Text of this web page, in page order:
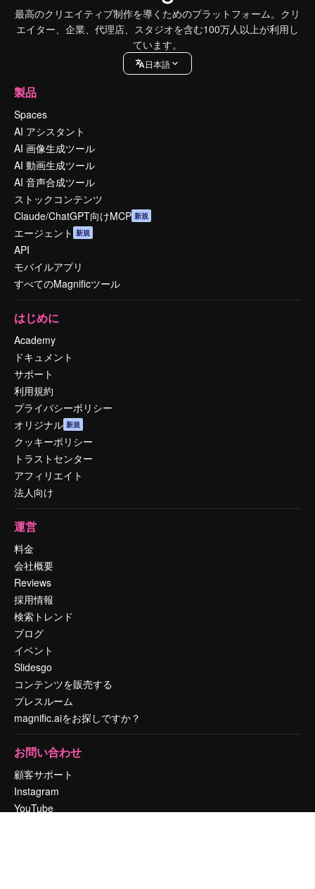
最高のクリエイティブ制作を導くためのプラットフォーム。クリ
エイター、企業、代理店、スタジオを含む100万人以上が利用し
ています。
日本語
製品
Spaces
AI アシスタント
AI 画像生成ツール
AI 動画生成ツール
AI 音声合成ツール
ストックコンテンツ
Claude/ChatGPT向けMCP 新規
エージェント 新規
API
モバイルアプリ
すべてのMagnificツール
はじめに
Academy
ドキュメント
サポート
利用規約
プライバシーポリシー
オリジナル 新規
クッキーポリシー
トラストセンター
アフィリエイト
法人向け
運営
料金
会社概要
Reviews
採用情報
検索トレンド
ブログ
イベント
Slidesgo
コンテンツを販売する
プレスルーム
magnific.aiをお探しですか？
お問い合わせ
顧客サポート
Instagram
YouTube